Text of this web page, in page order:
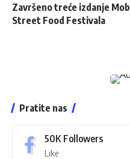
Završeno treće izdanje
Street Food Festivala
Pratite nas
50K Followers
Like